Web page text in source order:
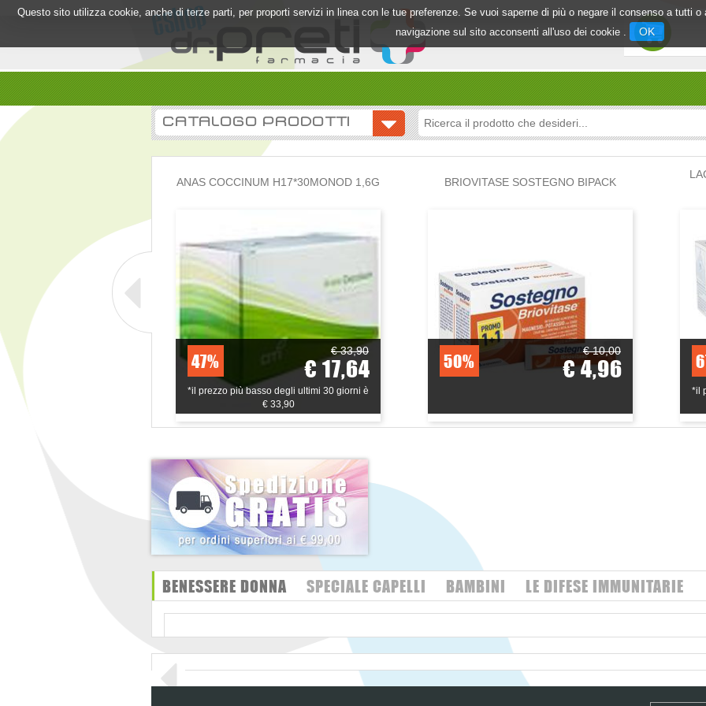
Questo sito utilizza cookie, anche di terze parti, per proporti servizi in linea con le tue preferenze. Se vuoi saperne di più o negare il consenso a tutti o
navigazione sul sito acconsenti all'uso dei cookie .
OK
CATALOGO PRODOTTI
ANAS COCCINUM H17*30MONOD 1,6G
47% € 33,90
€ 17,64
*il prezzo più basso degli ultimi 30 giorni è
€ 33,90
BRIOVITASE SOSTEGNO BIPACK
50% € 10,00
€ 4,96
*il
BENESSERE DONNA SPECIALE CAPELLI BAMBINI LE DIFESE IMMUNITARIE